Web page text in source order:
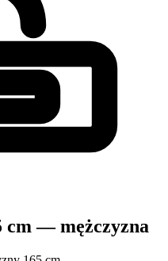
cm — mężczyzna